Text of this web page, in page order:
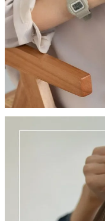
収納可能で、日々持ち歩
いサイズ感です。
【2way仕様】
ショルダーバッグでも
応じて使い分けられます。
【パスネ付き】
本革仕様のパスケース
でもつかえる優れもの。
ブラック(ゴールド金具)
【90日間交換・返品保